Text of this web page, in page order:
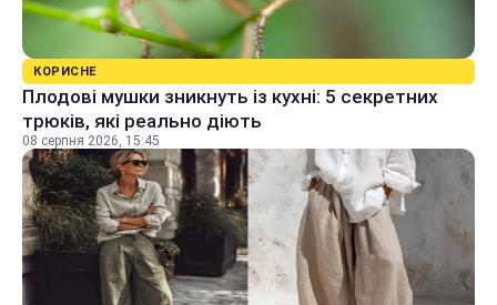
КОРИСНЕ
Плодові мушки зникнуть із кухні: 5 секретних
трюків, які реально діють
08 серпня 2026, 15:45